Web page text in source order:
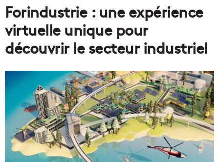
Forindustrie : une expérience
virtuelle unique pour
découvrir le secteur industriel